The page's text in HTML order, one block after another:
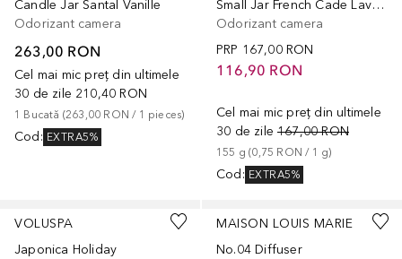
Candle Jar Santal Vanille
Odorizant camera
263,00 RON
Cel mai mic preț din ultimele
30 de zile 210,40 RON
1 Bucată (263,00 RON / 1 pieces)
Cod: EXTRA5%
Small Jar French Cade Lavender
Odorizant camera
PRP 167,00 RON
116,90 RON
Cel mai mic preț din ultimele
30 de zile 167,00 RON
155 g (0,75 RON / 1 g)
Cod: EXTRA5%
VOLUSPA
Japonica Holiday
MAISON LOUIS MARIE
No.04 Diffuser